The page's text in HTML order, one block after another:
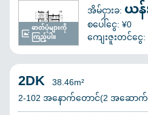
ဓာတ်ပုံများကို
ကြည့်ပါ။
အိမ်ငှားခ:ယန်
စပေါ်ငွေ: ¥0
ကျေးဇူးတင်ငွေ:
2DK 38.46m²
2-102 အနောက်တောင်(2 အဆော